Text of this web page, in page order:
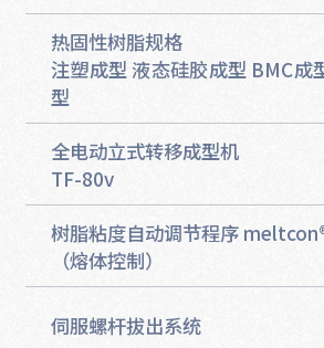
热固性树脂规格
注塑成型 液态硅胶成型 BMC成
型
全电动立式转移成型机
TF-80v
树脂粘度自动调节程序
（熔体控制）
伺服螺杆拔出系统